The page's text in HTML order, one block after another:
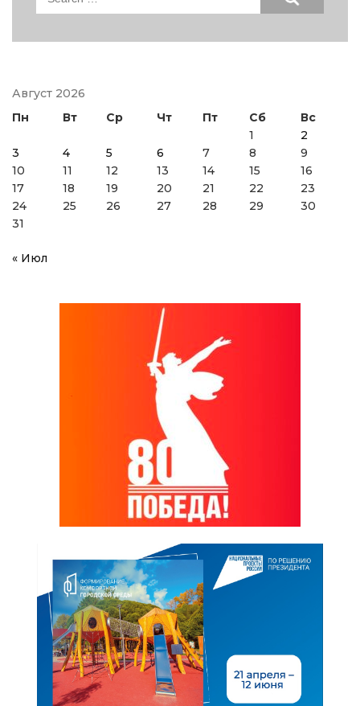
Август 2026
Пн
Вт Ср Чт Пт Сб
Вс
1
2
3
4 5 6 7 8
9
10
11 12 13 14 15
16
17
18 19 20 21 22
23
24
25 26 27 28 29
30
31
« Июл